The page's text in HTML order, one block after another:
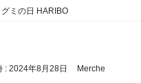
グミの日 HARIBO
: 2024年8月28日 Merche